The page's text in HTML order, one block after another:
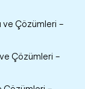
ve Çözümleri –
ve Çözümleri –